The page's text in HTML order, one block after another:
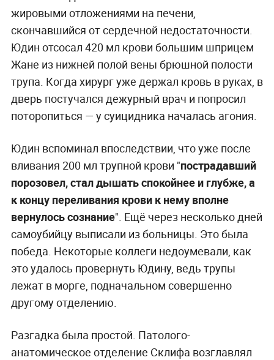
жировыми отложениями на печени,
скончавшийся от сердечной недостаточности.
Юдин отсосал 420 мл крови большим шприцем
Жане из нижней полой вены брюшной полости
трупа. Когда хирург уже держал кровь в руках, в
дверь постучался дежурный врач и попросил
поторопиться — у суицидника началась агония.
Юдин вспоминал впоследствии, что уже после
вливания 200 мл трупной крови "пострадавший
порозовел, стал дышать спокойнее и глубже, а
к концу переливания крови к нему вполне
вернулось сознание". Ещё через несколько дней
самоубийцу выписали из больницы. Это была
победа. Некоторые коллеги недоумевали, как
это удалось провернуть Юдину, ведь трупы
лежат в морге, подначальном совершенно
другому отделению.
Разгадка была простой. Патолого-
анатомическое отделение Склифа возглавлял